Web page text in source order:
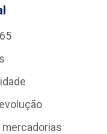
mercadorias